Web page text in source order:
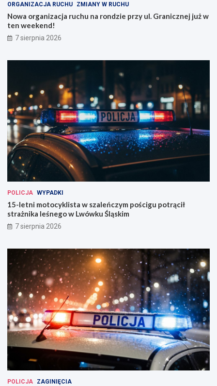
ORGANIZACJA RUCHU ZMIANY W RUCHU
Nowa organizacja ruchu na rondzie przy ul. Granicznej już w
ten weekend!
7 sierpnia 2026
POLICJA WYPADKI
15-letni motocyklista w szaleńczym pościgu potrącił
strażnika leśnego w Lwówku Śląskim
7 sierpnia 2026
POLICJA ZAGINIĘCIA